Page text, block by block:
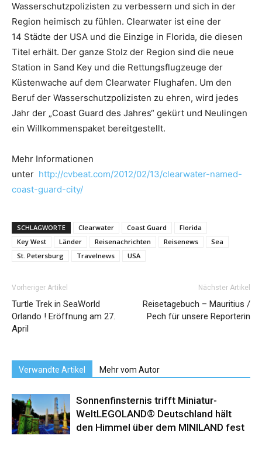
Wasserschutzpolizisten zu verbessern und sich in der
Region heimisch zu fühlen. Clearwater ist eine der
14 Städte der USA und die Einzige in Florida, die diesen
Titel erhält. Der ganze Stolz der Region sind die neue
Station in Sand Key und die Rettungsflugzeuge der
Küstenwache auf dem Clearwater Flughafen. Um den
Beruf der Wasserschutzpolizisten zu ehren, wird jedes
Jahr der „Coast Guard des Jahres“ gekürt und Neulingen
ein Willkommenspaket bereitgestellt.
Mehr Informationen
unter http://cvbeat.com/2012/02/13/clearwater-named-
coast-guard-city/
SCHLAGWORTE Clearwater Coast Guard
Florida
Key West
Länder Reisenachrichten Reisenews
Sea
St. Petersburg
Travelnews USA
Vorheriger Artikel
Turtle Trek in SeaWorld
Orlando ! Eröffnung am 27.
April
Nächster Artikel
Reisetagebuch – Mauritius /
Pech für unsere Reporterin
Verwandte Artikel Mehr vom Autor
Sonnenfinsternis trifft Miniatur-
WeltLEGOLAND® Deutschland hält
den Himmel über dem MINILAND fest